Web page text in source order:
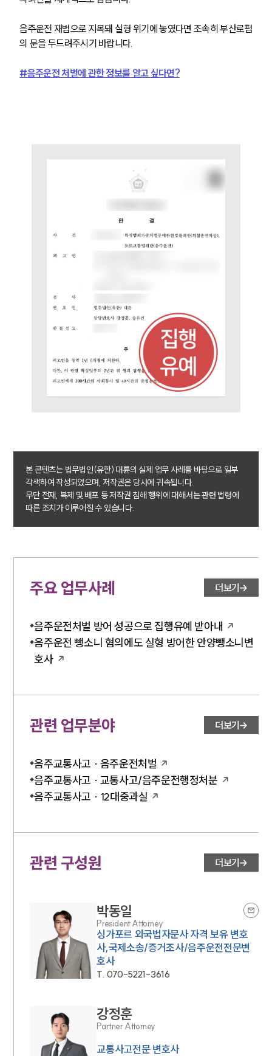
사례분석/최신동향
법률지식인
고객후기
업무분야
음주운전·교통사고전문변호사추천
소식/자료
언론보도
세미나
대륜법률상담예약
대륜법률상담예약
음주운전 재범으로 지목돼 실형 위기에 놓였다면 조속히 부산로펌
의 문을 두드려주시기 바랍니다.
#음주운전 처벌에 관한 정보를 알고 싶다면?
본 콘텐츠는 법무법인(유한) 대륜의 실제 업무 사례를 바탕으로 일부
각색하여 작성되었으며, 저작권은 당사에 귀속됩니다.
무단 전재, 복제 및 배포 등 저작권 침해 행위에 대해서는 관련 법령에
따른 조치가 이루어질 수 있습니다.
주요 업무사례 더보기
음주운전처벌 방어 성공으로 집행유예 받아내
음주운전 뺑소니 혐의에도 실형 방어한 안양뺑소니변
호사
관련 업무분야 더보기
음주교통사고 · 음주운전처벌
음주교통사고 · 교통사고/음주운전행정처분
음주교통사고 · 12대중과실
관련 구성원 더보기
박동일
President Attorney
싱가포르 외국법자문사 자격 보유 변호
사,국제소송/증거조사/음주운전전문변
호사
T. 070-5221-3616
강정훈
Partner Attorney
교통사고전문 변호사